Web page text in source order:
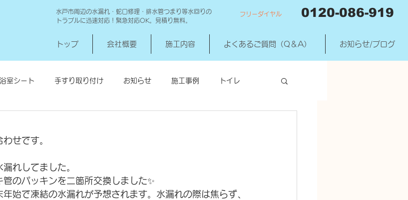
水戸市周辺の水漏れ・蛇口修理・排水管つまり等水回りの
トラブルに迅速対応！緊急対応OK。見積り無料。
フリーダイヤル 0120-086-919
トップ 会社概要 施工内容 よくあるご質問（Q＆A） お知らせ/ブログ
浴室シート 手すり取り付け お知らせ 施工事例 トイレ
せです。
れしてました。
のパッキンを二箇所交換しました✨
始で凍結の水漏れが予想されます。水漏れの際は焦らず、